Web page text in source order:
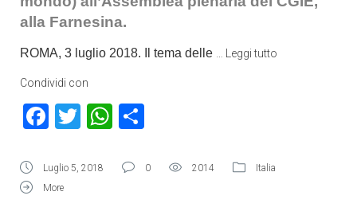
alla Farnesina.
ROMA, 3 luglio 2018. Il tema delle Leggi tutto
Condividi con
Facebook
TwitterWhatsApp
Luglio 5, 2018 0 2014
Italia
More